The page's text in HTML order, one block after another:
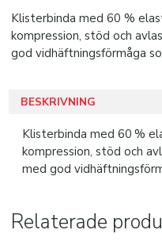
KLISTERPRODUKTER
SPORTTILLBEHÖR
PRO MATCH SJUKVÅRD
DOMARE
KLÄDER
Klisterbinda med 60 %
kompression, stöd och
god vidhäftningsförmåga
BESKRIVNING
Klisterbinda med 60 %
kompression, stöd och
med god
Relaterade